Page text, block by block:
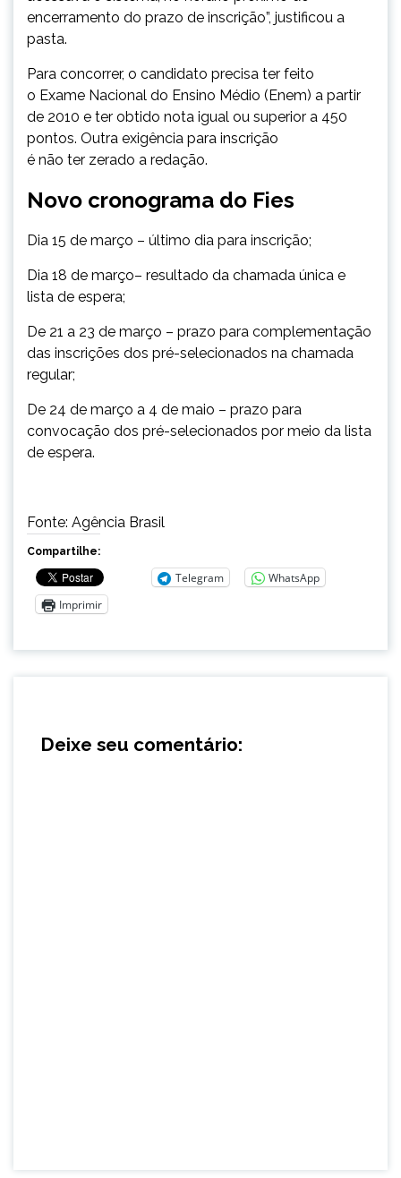
encerramento do prazo de inscrição”, justificou a
pasta.
Para concorrer, o candidato precisa ter feito
o Exame Nacional do Ensino Médio (Enem) a partir
de 2010 e ter obtido nota igual ou superior a 450
pontos. Outra exigência para inscrição
é não ter zerado a redação.
Novo cronograma do Fies
Dia 15 de março – último dia para inscrição;
Dia 18 de março– resultado da chamada única e
lista de espera;
De 21 a 23 de março – prazo para complementação
das inscrições dos pré-selecionados na chamada
regular;
De 24 de março a 4 de maio – prazo para
convocação dos pré-selecionados por meio da lista
de espera.
Fonte: Agência Brasil
Compartilhe:
Telegram
WhatsApp
Imprimir
Deixe seu comentário: